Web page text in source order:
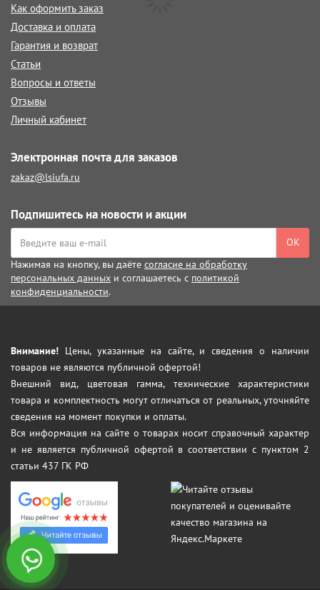
Как оформить заказ
Доставка и оплата
Гарантия и возврат
Статьи
Вопросы и ответы
Отзывы
Личный кабинет
Электронная почта для заказов
zakaz@lsiufa.ru
Подпишитесь на новости и акции
ОК
Нажимая на кнопку, вы даёте согласие на обработку
персональных данных и соглашаетесь с политикой
конфиденциальности.
Внимание! Цены, указанные на сайте, и сведения о наличии
товаров не являются публичной офертой!
Внешний вид, цветовая гамма, технические характеристики
товара и комплектность могут отличаться от реальных, уточняйте
сведения на момент покупки и оплаты.
Вся информация на сайте о товарах носит справочный характер
и не является публичной офертой в соответствии с пунктом 2
статьи 437 ГК РФ